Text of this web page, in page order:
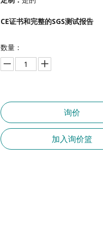
CE证书和完整的SGS测试报告
数量：
询价
加入询价篮